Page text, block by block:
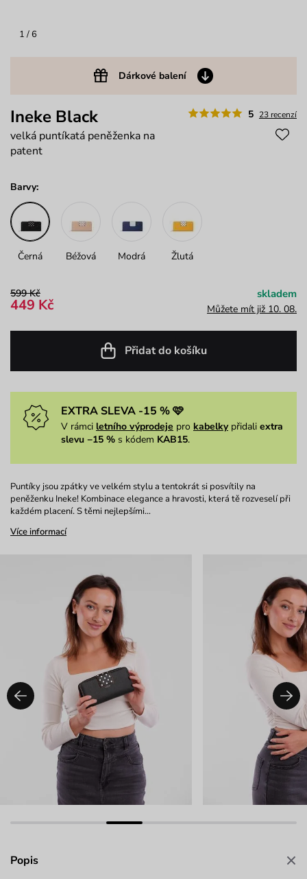
1 / 6
Dárkové balení
5 23 recenzí
Ineke Black
velká puntíkatá peněženka na
patent
Barvy:
Černá Béžová Modrá Žlutá
599 Kč
449 Kč
skladem
Můžete mít již 10. 08.
Přidat do košíku
EXTRA SLEVA -15 % 🩷
V rámci letního výprodeje pro kabelkypřidali extra
slevu −15 % s kódem KAB15.
Puntíky jsou zpátky ve velkém stylu a tentokrát si posvítily na
peněženku Ineke! Kombinace elegance a hravosti, která tě rozveselí při
každém placení. S těmi nejlepšími…
Více informací
Popis